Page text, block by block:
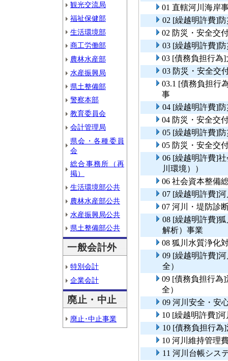
観光交流局
福祉保健部
生活環境部
商工労働部
農林水産部
水産振興局
県土整備部
警察本部
教育委員会
会計管理局
県会・各種委員
会
総合事務所（再
掲）
生活環境部公共
農林水産部公共
水産振興局公共
県土整備部公共
一般会計外
特別会計
企業会計
廃止・中止
廃止･中止事業
01 直轄河川海岸
02 [繰越明許費]
02 防災・安全交
03 [繰越明許費]
03 [債務負担行
03 防災・安全交
03.1 [債務負担行
事
04 [繰越明許費]
04 防災・安全交
05 [繰越明許費]
05 防災・安全交
06 [繰越明許費]
川環境））
06 社会資本整備
07 [繰越明許費]
07 河川・堤防診
08 [繰越明許費]
解析）事業
08 狐川水質浄化
09 [繰越明許費]
全）
09 [債務負担行為
全）
09 河川安全・安
10 [繰越明許費]
10 [債務負担行為
10 河川維持管理
11 河川台帳シス